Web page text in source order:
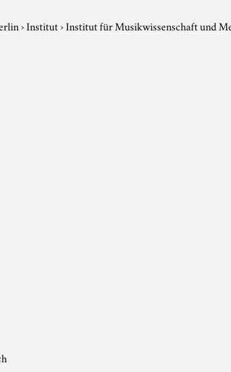
›Institut›Institut für Musikwissenschaft und